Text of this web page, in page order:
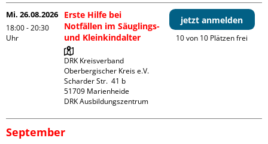
Mi. 26.08.2026
18:00 - 20:30
Uhr
Erste Hilfe bei
Notfällen im Säuglings-
und Kleinkindalter
DRK Kreisverband
Oberbergischer Kreis e.V.
Scharder Str.  41 b
51709 Marienheide
DRK Ausbildungszentrum
jetzt anmelden
10 von 10 Plätzen frei
September